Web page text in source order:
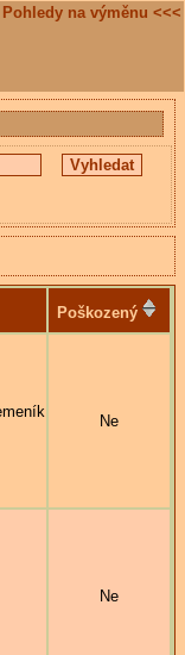
na výměnu <<<
Poškozený
Ne
Ne